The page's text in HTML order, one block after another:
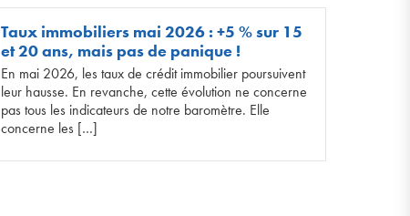
Taux immobiliers mai 2026 : +5 % sur 15
et 20 ans, mais pas de panique !
En mai 2026, les taux de crédit immobilier poursuivent
leur hausse. En revanche, cette évolution ne concerne
pas tous les indicateurs de notre baromètre. Elle
concerne les […]